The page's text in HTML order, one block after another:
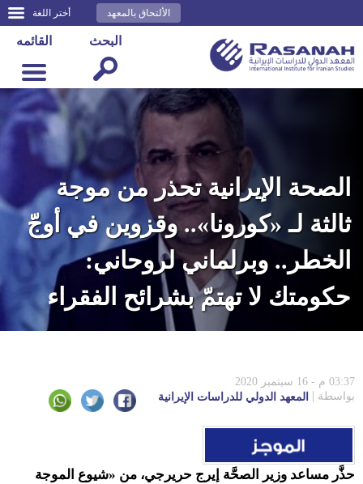
أختر اللغة الألتحاق بالمعهد
القائمه البحث
الصحة الإيرانية تحذر من موجة
ثالثة لـ «كورونا».. وقزوين في أوجّ
الخطر.. وبرلماني لروحاني:
حكومتك لا تهتمّ بشرائح الفقراء
03:37 م - 16 سبتمبر 2020
بواسطة
المعهد الدولي للدراسات الإيرانية
حذَّر مساعد وزير الصحَّة إيرج حريرجي، من «شيوع الموجة